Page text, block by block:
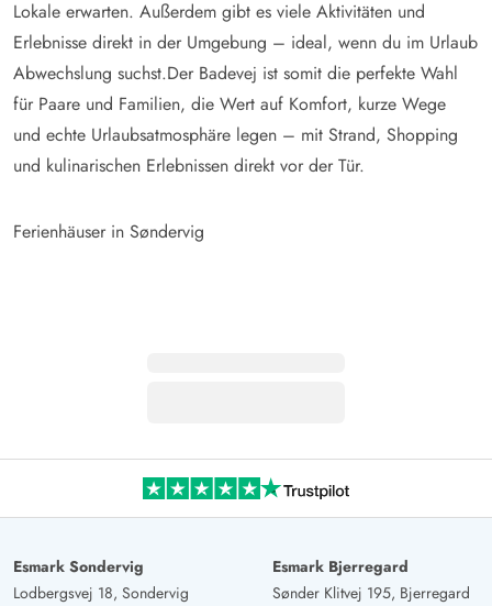
Lokale erwarten. Außerdem gibt es viele Aktivitäten und
Erlebnisse direkt in der Umgebung – ideal, wenn du im Urlaub
Abwechslung suchst.Der Badevej ist somit die perfekte Wahl
für Paare und Familien, die Wert auf Komfort, kurze Wege
und echte Urlaubsatmosphäre legen – mit Strand, Shopping
und kulinarischen Erlebnissen direkt vor der Tür.
Ferienhäuser in Søndervig
Esmark Sondervig
Lodbergsvej 18, Sondervig
Esmark Bjerregard
Sønder Klitvej 195, Bjerregard